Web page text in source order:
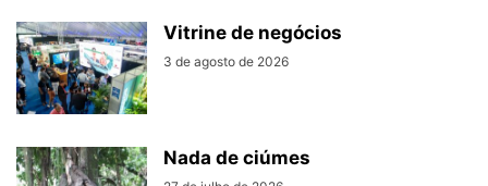
Vitrine de negócios
3 de agosto de 2026
Nada de ciúmes